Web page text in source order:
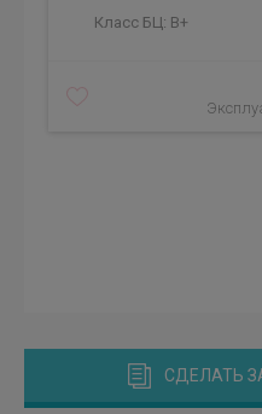
Класс БЦ: B+
СДЕЛАТЬ